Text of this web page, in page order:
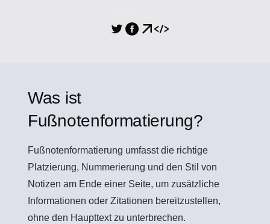
Was ist
Fußnotenformatierung?
Fußnotenformatierung umfasst die richtige
Platzierung, Nummerierung und den Stil von
Notizen am Ende einer Seite, um zusätzliche
Informationen oder Zitationen bereitzustellen,
ohne den Haupttext zu unterbrechen.